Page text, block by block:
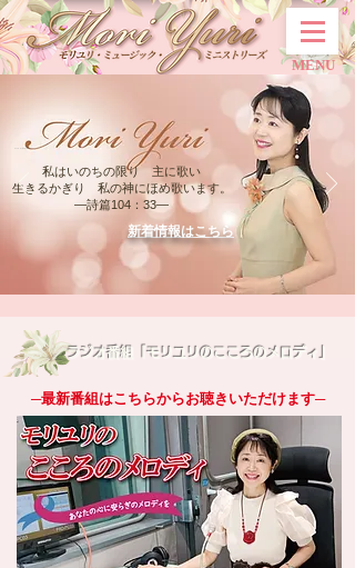
MENU
私はいのちの限り 主に歌い
生きるかぎり 私の神にほめ歌います。
―詩篇104：33―
新着情報はこちら
ラジオ番組「モリユリのこころのメロディ」
─最新番組はこちらからお聴きいただけます─